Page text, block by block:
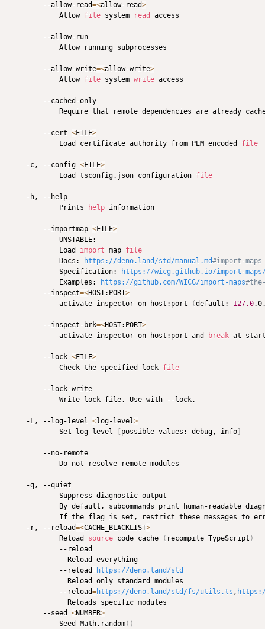
        --allow-read
=<allow-read>
            Allow
file system read access
        --allow-run
            Allow running subprocesses
        --allow-write
=<allow-write>
            Allow
file system write access
        --cached-only
Require that remote dependencies are already
        --cert
<FILE>
            Load certificate authority from PEM encoded
file
    -c, --config
<FILE>
            Load tsconfig.json configuration
file
    -h, --help
            Prints
help information
        --importmap
<FILE>
            UNSTABLE:
            Load
import map file
            Docs:
https://deno.land/std/manual.md#import-maps
            Specification:
https://wicg.github.io/import-
            Examples:
https://github.com/WICG/import-maps
        --inspect
=<HOST:PORT>
            activate inspector on host:port
(default: 127.0
        --inspect-brk
=<HOST:PORT>
            activate inspector on host:port and
break at
        --lock
<FILE>
            Check the specified lock
file
        --lock-write
            Write lock file. Use with --lock.
    -L, --log-level
<log-level>
            Set log level
possible values: debug, info
        --no-remote
            Do not resolve remote modules
    -q, --quiet
            Suppress diagnostic output
By default, subcommands print human-readable
If the flag is set, restrict these messages to
    -r, --reload
=<CACHE_BLACKLIST>
            Reload
source code cache ( recompile TypeScript )
            --reload
              Reload everything
            --reload
=https://deno.land/std
              Reload only standard modules
            --reload
=https://deno.land/std/fs/utils.ts ,
              Reloads specific modules
        --seed
<NUMBER>
            Seed Math.random
( )